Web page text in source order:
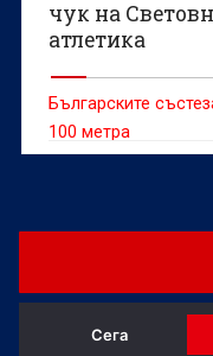
чук на
атлетика
Българските
100 метра
Сега